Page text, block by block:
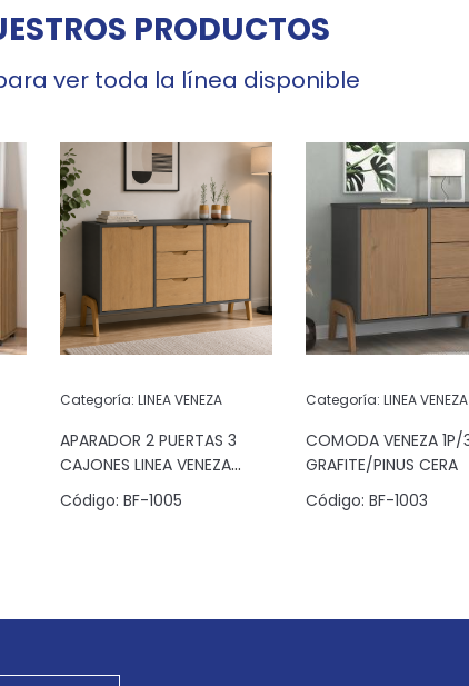
PRODUCTOS
ver toda la línea disponible
Categoría: LINEA VENEZA
APARADOR 2 PUERTAS 3
CAJONES LINEA VENEZA
GRAFITO/PINUS
Código: BF-1005
Categoría: LINEA VENEZA
COMODA VENEZA 1P/3C
GRAFITE/PINUS CERA
Código: BF-1003